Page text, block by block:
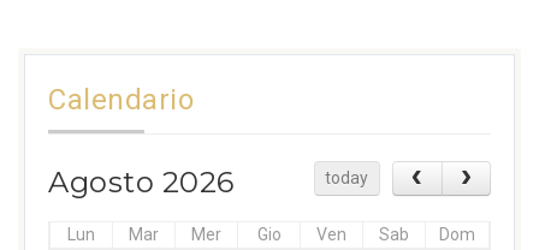
Calendario
Agosto 2026 today
Lun Mar Mer Gio Ven Sab Dom